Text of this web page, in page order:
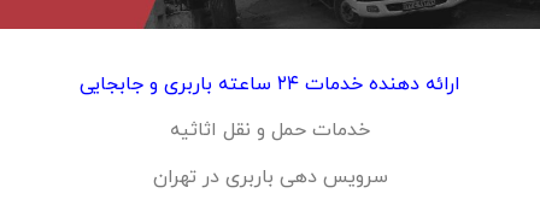
ارائه دهنده خدمات ۲۴ ساعته باربری و جابجایی
خدمات حمل و نقل اثاثیه
سرویس دهی باربری در تهران